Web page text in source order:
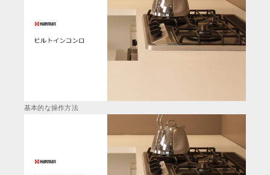
基本的な操作方法